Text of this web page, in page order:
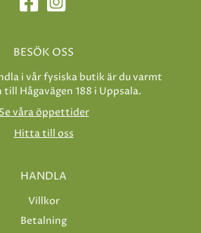
BESÖK OSS
i vår fysiska butik är du varmt
Hågavägen 188 i Uppsala.
Se våra öppettider
Hitta till oss
HANDLA
Villkor
Betalning